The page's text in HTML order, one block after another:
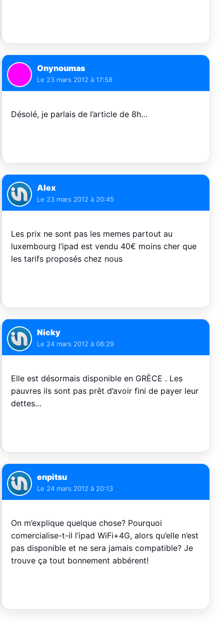
Onynoumas
Le 23 mars 2012 à 17:58
Désolé, je parlais de l’article de 8h…
Alex
Le 23 mars 2012 à 20:45
Les prix ne sont pas les memes partout au
luxembourg l’ipad est vendu 40€ moins cher que
les tarifs proposés chez nous
Nicky
Le 24 mars 2012 à 08:29
Elle est désormais disponible en GRÈCE . Les
pauvres ils sont pas prêt d’avoir fini de payer leur
dettes…
enpitsu
Le 24 mars 2012 à 20:13
On m’explique quelque chose? Pourquoi
comercialise-t-il l’ipad WiFi+4G, alors qu’elle n’est
pas disponible et ne sera jamais compatible? Je
trouve ça tout bonnement abbérent!